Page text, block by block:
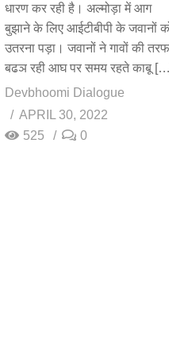
धारण कर रही है। अल्मोड़ा में आग
बुझाने के लिए आईटीबीपी के जवानों
उतरना पड़ा। जवानों ने गावों की तरफ
बढञ रही आघ पर समय रहते काबू
Devbhoomi Dialogue
APRIL 30, 2022
525
0